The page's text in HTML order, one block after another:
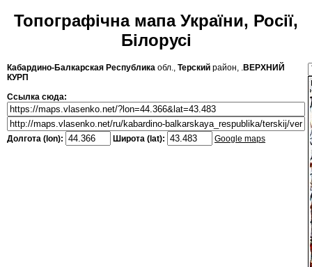
Топографічна мапа України, Росії,
Білорусі
Кабардино-Балкарская Республика обл., Терский район, .ВЕРХНИЙ
КУРП
Ссылка сюда:
Долгота (lon): Широта (lat): Google maps